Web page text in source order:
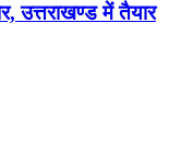
उत्तराखण्ड में तैयार